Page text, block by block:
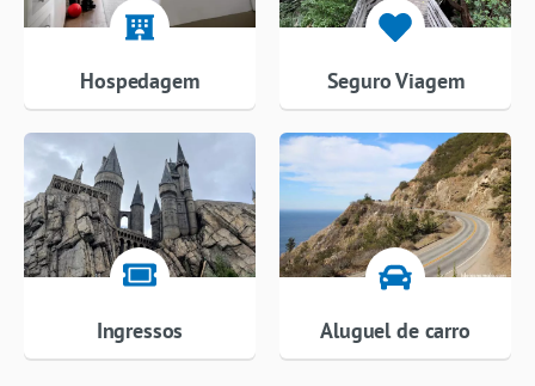
Hospedagem Seguro Viagem
Ingressos Aluguel de carro